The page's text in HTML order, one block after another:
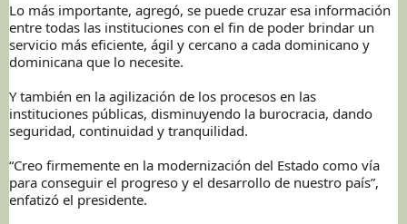
Lo más importante, agregó, se puede cruzar esa información
entre todas las instituciones con el fin de poder brindar un
servicio más eficiente, ágil y cercano a cada dominicano y
dominicana que lo necesite.
Y también en la agilización de los procesos en las
instituciones públicas, disminuyendo la burocracia, dando
seguridad, continuidad y tranquilidad.
“Creo firmemente en la modernización del Estado como vía
para conseguir el progreso y el desarrollo de nuestro país”,
enfatizó el presidente.